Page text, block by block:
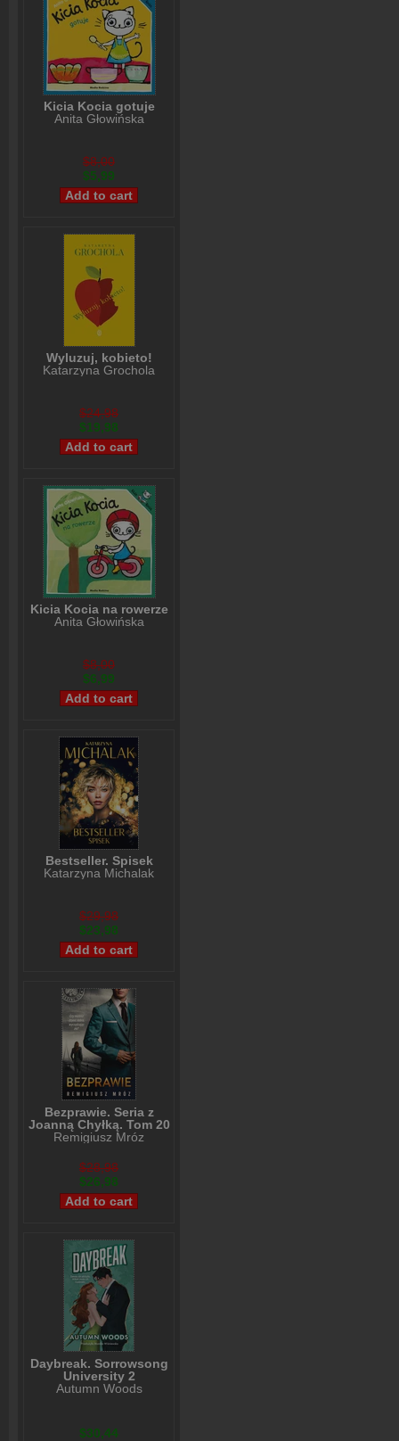
Kicia Kocia gotuje
Anita Głowińska
$8,00
$5,99
Wyluzuj, kobieto!
Katarzyna Grochola
$24,98
$19,98
Kicia Kocia na rowerze
Anita Głowińska
$8,00
$6,99
Bestseller. Spisek
Katarzyna Michalak
$29,98
$23,98
Bezprawie. Seria z
Joanną Chyłką. Tom 20
Remigiusz Mróz
$28,98
$26,98
Daybreak. Sorrowsong
University 2
Autumn Woods
$30,44